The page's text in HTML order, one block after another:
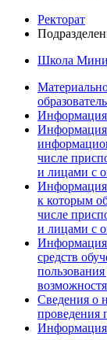
Ректорат
Школа
Информация
числе
и лицами с
Информация
к которым
числе
и лицами с
Информация
средств
Сведения о
проведения
Информация